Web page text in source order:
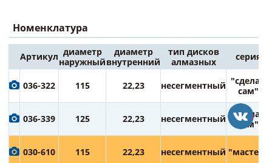
Номенклатура
Артикул диаметр
наружный
диаметр
внутренний
тип дисков
алмазных
серия
036-322 115 22,23 несегментный "сделай
сам"
036-339 125 22,23 несегментный
"сделай
сам"
030-610 115 22,23 несегментный "мастер"